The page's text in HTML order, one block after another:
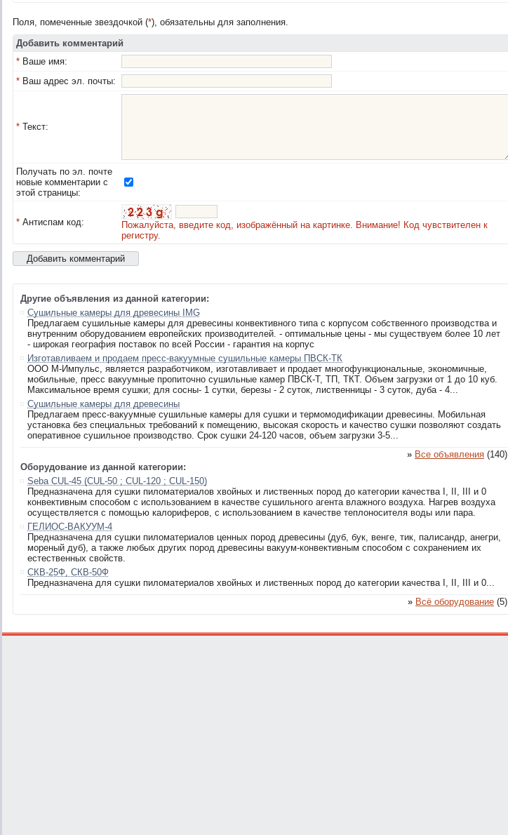
Поля, помеченные звездочкой (*), обязательны для заполнения.
Добавить комментарий
* Ваше имя:
* Ваш адрес эл. почты:
* Текст:
Получать по эл. почте
новые комментарии с
этой страницы:
* Антиспам код:
Пожалуйста, введите код, изображённый на картинке. Внимание! Код чувствителен к
регистру.
Другие объявления из данной категории:
Сушильные камеры для древесины IMG
Предлагаем сушильные камеры для древесины конвективного типа с корпусом собственного производства и
внутренним оборудованием европейских производителей. - оптимальные цены - мы существуем более 10 лет
- широкая география поставок по всей России - гарантия на корпус
Изготавливаем и продаем пресс-вакуумные сушильные камеры ПВСК-ТК
ООО М-Импульс, является разработчиком, изготавливает и продает многофункциональные, экономичные,
мобильные, пресс вакуумные пропиточно сушильные камер ПВСК-Т, ТП, ТКТ. Объем загрузки от 1 до 10 куб.
Максимальное время сушки; для сосны- 1 сутки, березы - 2 суток, лиственницы - 3 суток, дуба - 4...
Сушильные камеры для древесины
Предлагаем пресс-вакуумные сушильные камеры для сушки и термомодификации древесины. Мобильная
установка без специальных требований к помещению, высокая скорость и качество сушки позволяют создать
оперативное сушильное производство. Срок сушки 24-120 часов, объем загрузки 3-5...
» Все объявления (140)
Оборудование из данной категории:
Seba CUL-45 (CUL-50 ; CUL-120 ; CUL-150)
Предназначена для сушки пиломатериалов хвойных и лиственных пород до категории качества I, II, III и 0
конвективным способом с использованием в качестве сушильного агента влажного воздуха. Нагрев воздуха
осуществляется с помощью калориферов, с использованием в качестве теплоносителя воды или пара.
ГЕЛИОС-ВАКУУМ-4
Предназначена для сушки пиломатериалов ценных пород древесины (дуб, бук, венге, тик, палисандр, анегри,
мореный дуб), а также любых других пород древесины вакуум-конвективным способом с сохранением их
естественных свойств.
CКВ-25Ф, СКВ-50Ф
Предназначена для сушки пиломатериалов хвойных и лиственных пород до категории качества I, II, III и 0...
» Всё оборудование (5)